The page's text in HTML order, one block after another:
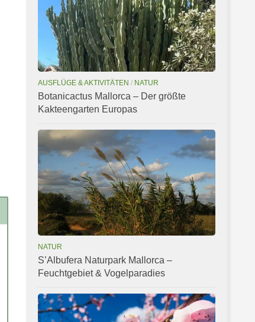
AUSFLÜGE & AKTIVITÄTEN / NATUR
Botanicactus Mallorca – Der größte
Kakteengarten Europas
NATUR
S’Albufera Naturpark Mallorca –
Feuchtgebiet & Vogelparadies